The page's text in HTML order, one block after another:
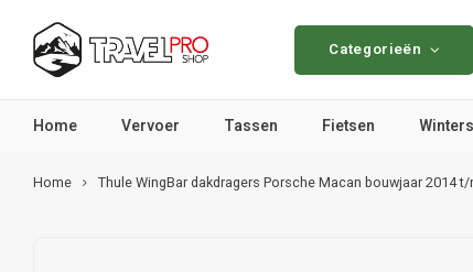
Categorieën
Home Vervoer Tassen Fietsen
Home Thule WingBar dakdragers Porsche Macan bouwjaar 2014